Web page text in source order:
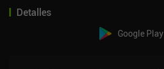
Detalles
Google Play